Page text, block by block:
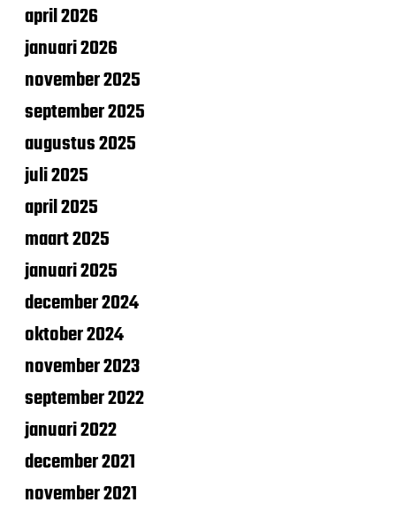
april 2026
januari 2026
november 2025
september 2025
augustus 2025
juli 2025
april 2025
maart 2025
januari 2025
december 2024
oktober 2024
november 2023
september 2022
januari 2022
december 2021
november 2021